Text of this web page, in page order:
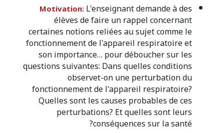
Motivation:L'enseignant demande à des
élèves de faire un rappel concernant
certaines notions reliées au sujet comme le
fonctionnement de l'appareil respiratoire et
son importance… pour déboucher sur les
questionssuivantes: Dans quelles conditions
observet-on une perturbation du
fonctionnement de l'appareil respiratoire?
Quelles sont les causes probables de ces
perturbations? Et quelles sont leurs
conséquences sur la santé?